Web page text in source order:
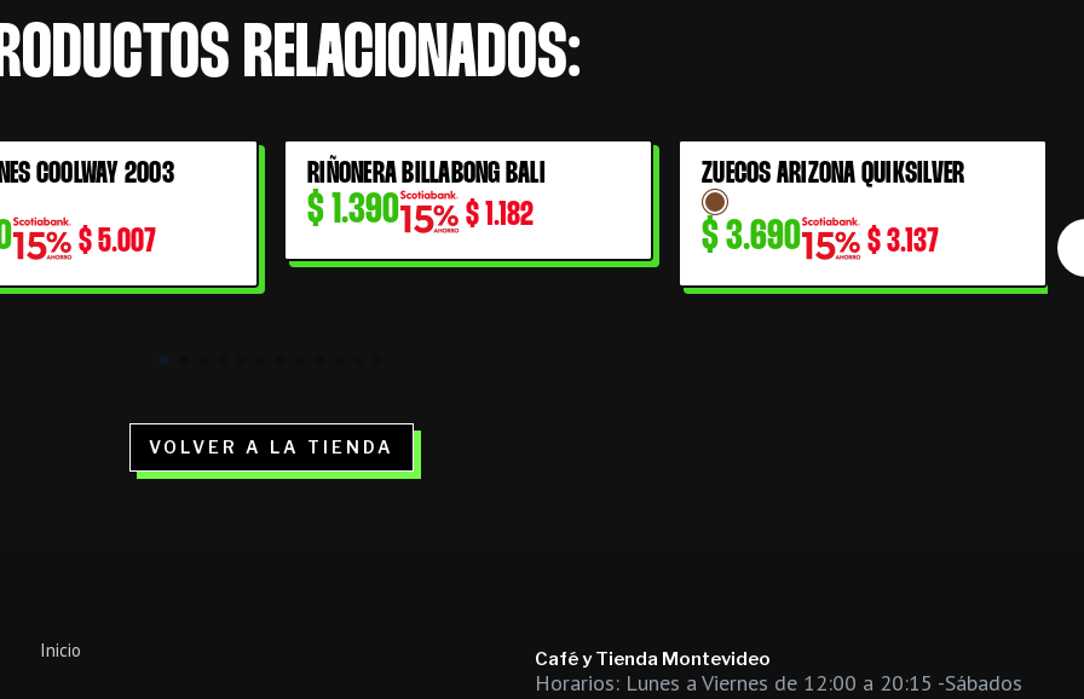
RELACIONADOS:
COOLWAY 2003
$5.007
RIÑONERA BILLABONG BALI
$ 1.390 $ 1.182
ZUECOS ARIZONA QUIKSILVER
$3.690 $3.137
VOLVER A LA TIENDA
Inicio Café y Tienda Montevideo
Horarios: Lunes a Viernes de 12:00 a 20:15 -Sábados